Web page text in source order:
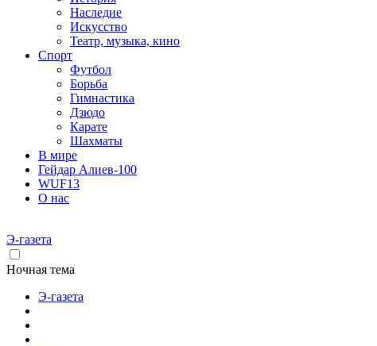
Наследие
Искусство
Театр, музыка, кино
Спорт
Футбол
Борьба
Гимнастика
Дзюдо
Карате
Шахматы
В мире
Гейдар Алиев-100
WUF13
О нас
Э-газета
Ночная тема
Э-газета